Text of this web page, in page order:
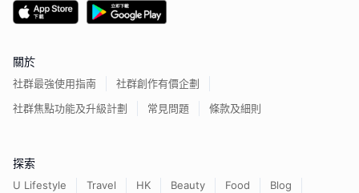
關於
社群最強使用指南
社群創作有價企劃
社群焦點功能及升級計劃
常見問題 條款及細則
探索
U Lifestyle Travel HK Beauty Food
Blog